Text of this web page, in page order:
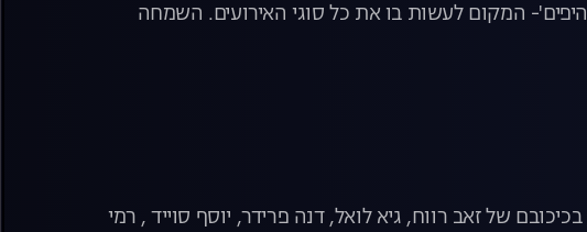
המקום לעשות בו את כל סוגי האירועים. השמחה
של זאב רווח, גיא לואל, דנה פרידר, יוסף סוייד , רמי